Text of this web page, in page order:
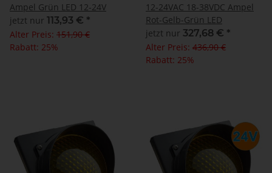
Ampel Grün LED 12-24V
jetzt nur 113,93 € *
Alter Preis: 151,90 €
Rabatt: 25%
12-24VAC 18-38VDC Ampel
Rot-Gelb-Grün LED
jetzt nur 327,68 € *
Alter Preis: 436,90 €
Rabatt: 25%